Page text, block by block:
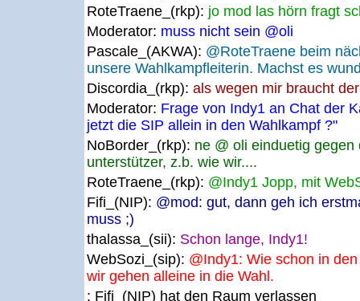
RoteTraene_(rkp): jo mod las hörn fragt
Moderator: muss nicht sein @oli
Pascale_(AKWA): @RoteTraene beim
unsere Wahlkampfleiterin. Machst es
Discordia_(rkp): als wegen mir braucht
Moderator: Frage von Indy1 an Chat der
jetzt die SIP allein in den Wahlkampf ?"
NoBorder_(rkp): ne @ oli einduetig
unterstützer, z.b. wie wir....
RoteTraene_(rkp): @Indy1 Jopp, mit
Fifi_(NIP): @mod: gut, dann geh ich
muss ;)
thalassa_(sii): Schon lange, Indy1!
WebSozi_(sip): @Indy1: Wie schon in
wir gehen alleine in die Wahl.
: Fifi_(NIP) hat den Raum verlassen